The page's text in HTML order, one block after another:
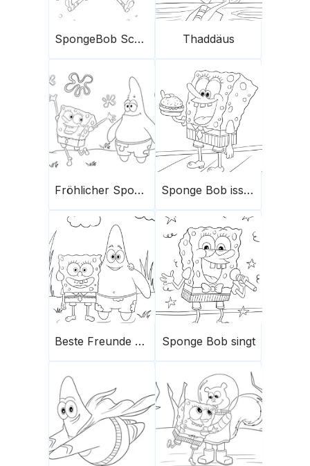
SpongeBob Schwammkopf Thaddäus
Fröhlicher Sponge und Patrick Sponge Bob isst einen Hamburger
Beste Freunde - Sponge Bob & Patrick Sponge Bob singt